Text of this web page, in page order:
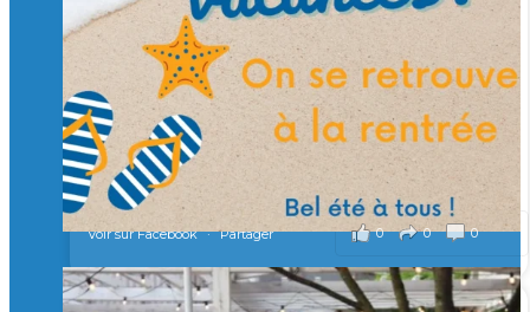
Merci à tous !
🎯 Taxe d’apprentissage 2026 : avec l'Isep, investissez pour
un numérique au service de l'humain !
À l’Isep, nous formons des ingénieurs, des bachelors, des
Mastères Spécialisés, qui allient excellence technologique et
valeurs humaines, au cœur de notre pro
...Voir plus
il y a 2 mois
0 0 0
Voir sur Facebook · Partager